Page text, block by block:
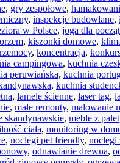
, gry zespołowe,
, inspekcje budowlane,
w Polsce, joga dla
, kiszonki domowe,
, koncentracja,
campingowa, kuchnia
peruwiańska, kuchnia
, kuchnia
, lamele ścienne, laser tag,
, małe remonty, malowanie
skandynawskie, meble z palet
ciała, monitoring w
, noclegi pet friendly, noclegi
, odnawianie drewna,